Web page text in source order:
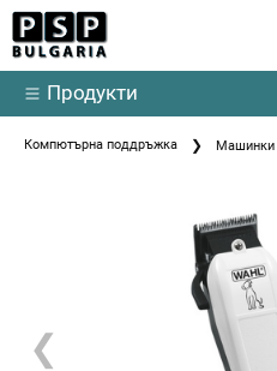
Продукти
Компютърна поддръжка Машинки
❮